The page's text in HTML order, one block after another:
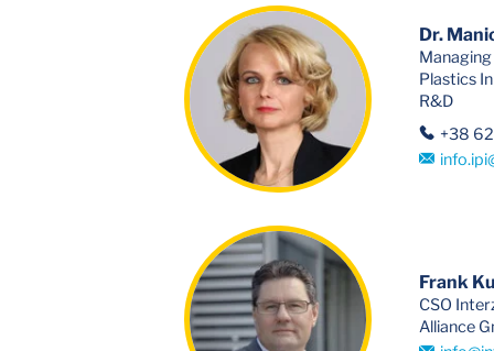
Dr.
Plastics
R&D
+38
info.ipi
Frank
CSO
Alliance